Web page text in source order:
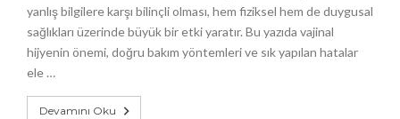
yanlış bilgilere karşı bilinçli olması, hem fiziksel hem de duygusal
sağlıkları üzerinde büyük bir etki yaratır. Bu yazıda vajinal
hijyenin önemi, doğru bakım yöntemleri ve sık yapılan hatalar
ele …
Devamını Oku